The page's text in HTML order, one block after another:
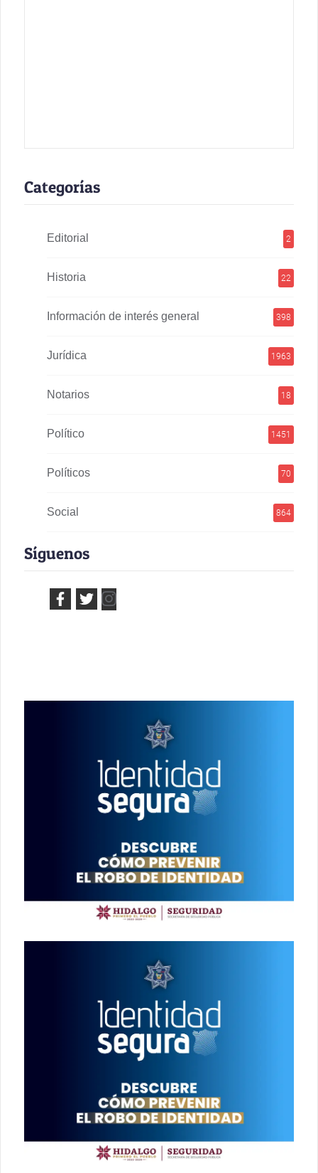
Categorías
Editorial 2
Historia 22
Información de interés general 398
Jurídica 1963
Notarios 18
Político 1451
Políticos 70
Social 864
Síguenos